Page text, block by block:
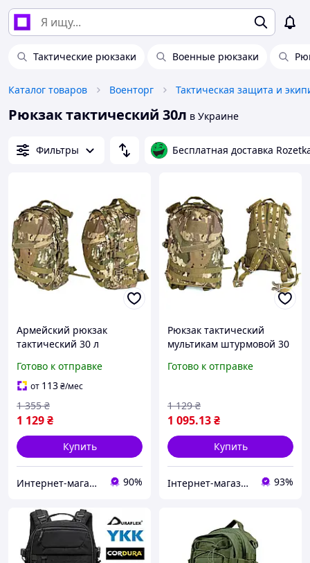
Тактические рюкзаки Военные рюкзаки
Каталог товаров Военторг Тактическая защита и
Рюкзак тактический 30л в Украине
Фильтры Бесплатная доставка
Армейский рюкзак
тактический 30 л
трехдневный рюкзак для
ВСУ
Готово к отправке
от 113₴/мес
1 129₴
1 355 ₴
Купить
Интернет-магазин спортивного питания и товаров для фитнеса Protein Lounge 90%
Рюкзак тактический
мультикам штурмовой 30
для ЗСУ)
Готово к отправке
1 095.13₴
1 129 ₴
Купить
Інтернет-магазин товарів для фітнесу Easy4Fit 93%